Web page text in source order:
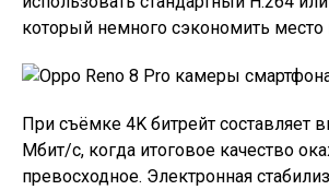
который немного сэкономить место
При съёмке 4K битрейт составляет
Мбит/с, когда итоговое качество
превосходное. Электронная